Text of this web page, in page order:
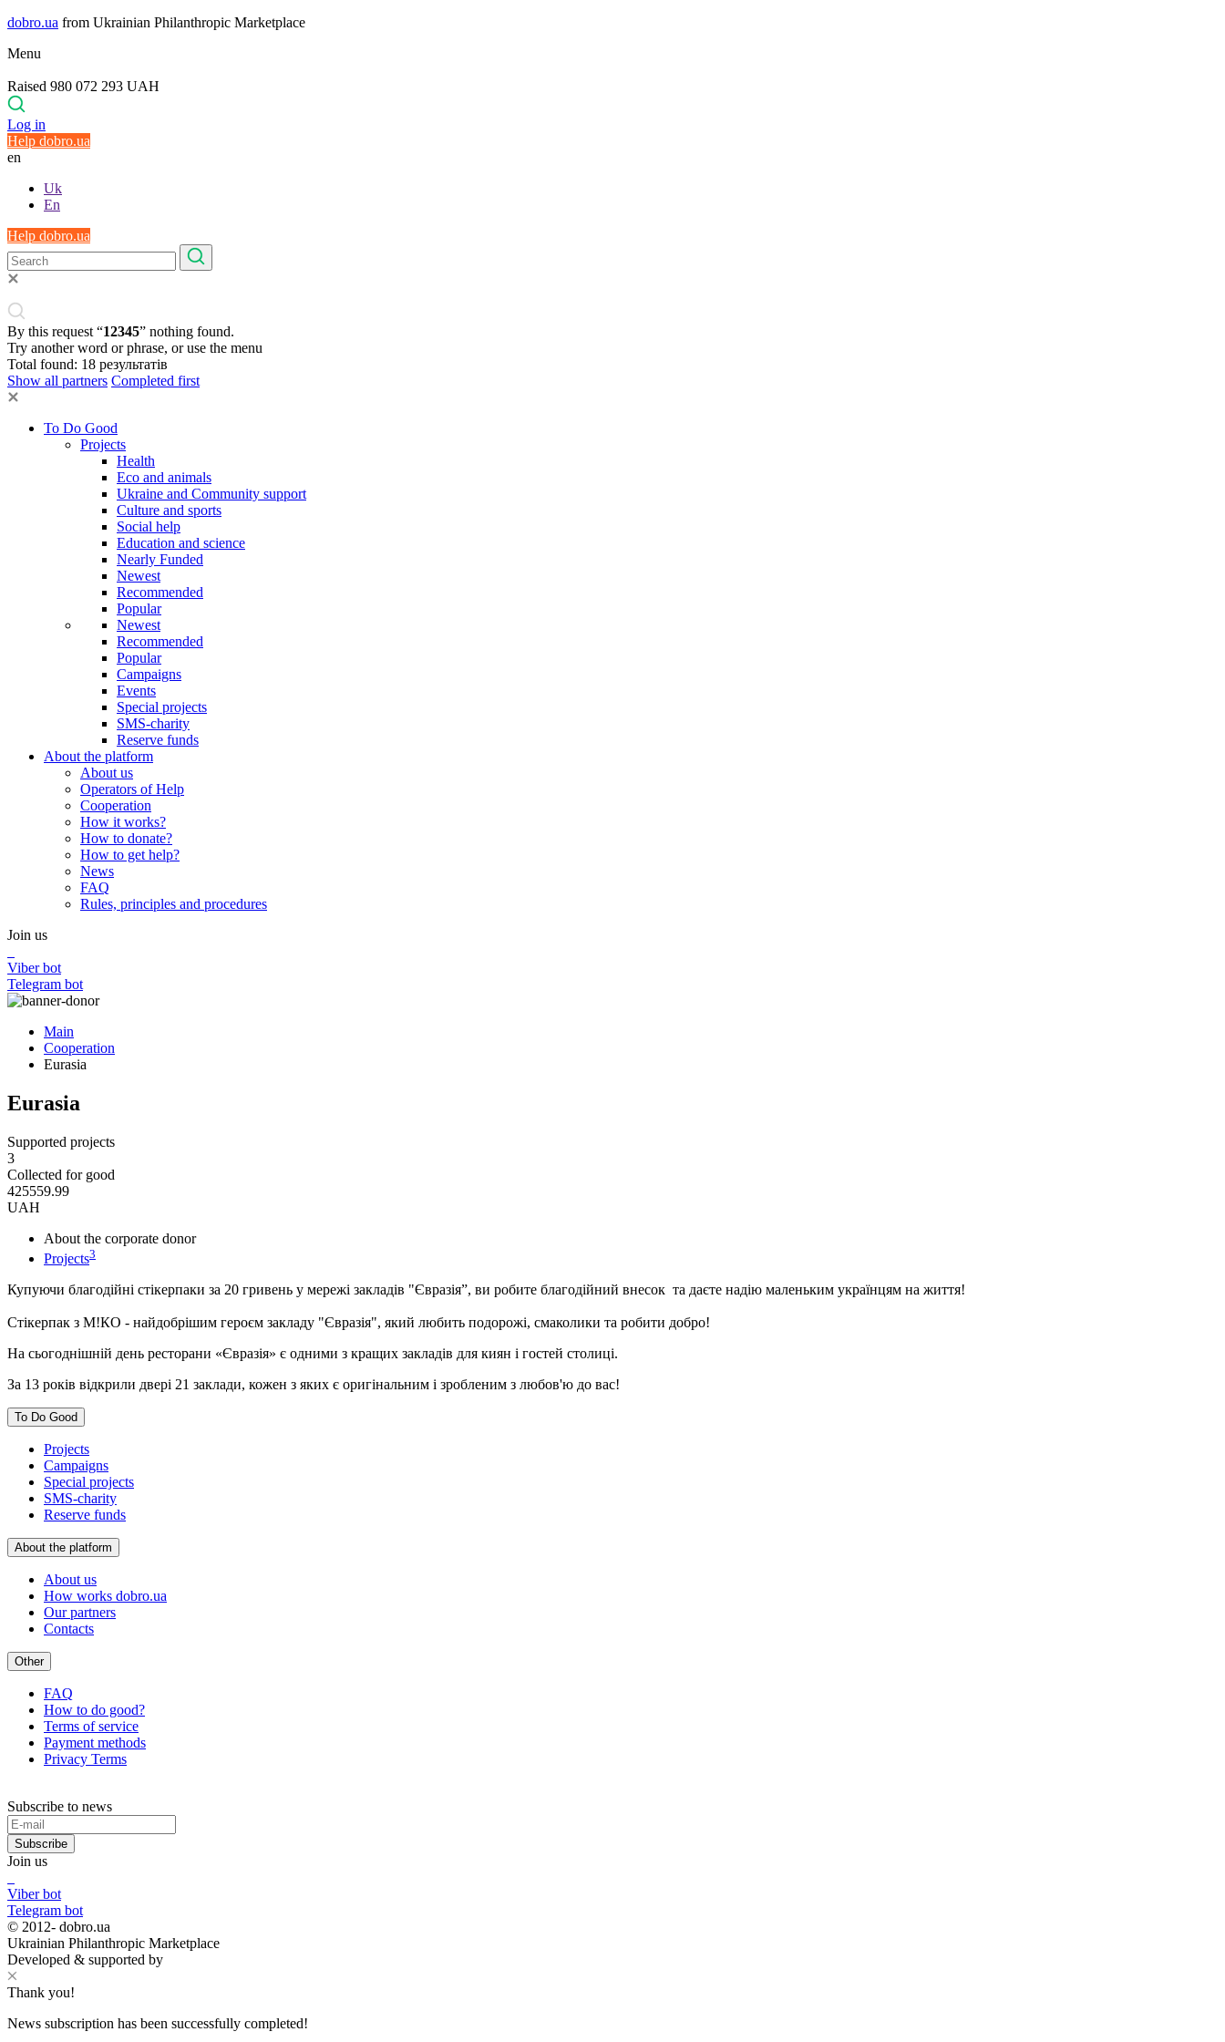
dobro.ua from Ukrainian Philanthropic Marketplace
Menu
Raised 980 072 293 UAH
Log in
Help dobro.ua
en
Uk
En
Help dobro.ua
By this request “12345” nothing found.
Try another word or phrase, or use the menu
Total found: 18 результатів
Show all partners Completed first
To Do Good
Projects
Health
Eco and animals
Ukraine and Community support
Culture and sports
Social help
Education and science
Nearly Funded
Newest
Recommended
Popular
Newest
Recommended
Popular
Campaigns
Events
Special projects
SMS-charity
Reserve funds
About the platform
About us
Operators of Help
Cooperation
How it works?
How to donate?
How to get help?
News
FAQ
Rules, principles and procedures
Join us
Viber bot
Telegram bot
Main
Cooperation
Eurasia
Eurasia
Supported projects
3
Collected for good
425559.99
UAH
About the corporate donor
Projects3
Купуючи благодійні стікерпаки за 20 гривень у мережі закладів "Євразія”, ви робите благодійний внесок та даєте надію маленьким українцям на життя!
Стікерпак з М!КО - найдобрішим героєм закладу "Євразія", який любить подорожі, смаколики та робити добро!
На сьогоднішній день ресторани «Євразія» є одними з кращих закладів для киян і гостей столиці.
За 13 років відкрили двері 21 заклади, кожен з яких є оригінальним і зробленим з любов'ю до вас!
To Do Good
Projects
Campaigns
Special projects
SMS-charity
Reserve funds
About the platform
About us
How works dobro.ua
Our partners
Contacts
Other
FAQ
How to do good?
Terms of service
Payment methods
Privacy Terms
Subscribe to news
Subscribe
Join us
Viber bot
Telegram bot
© 2012- dobro.ua
Ukrainian Philanthropic Marketplace
Developed & supported by
Thank you!
News subscription has been successfully completed!